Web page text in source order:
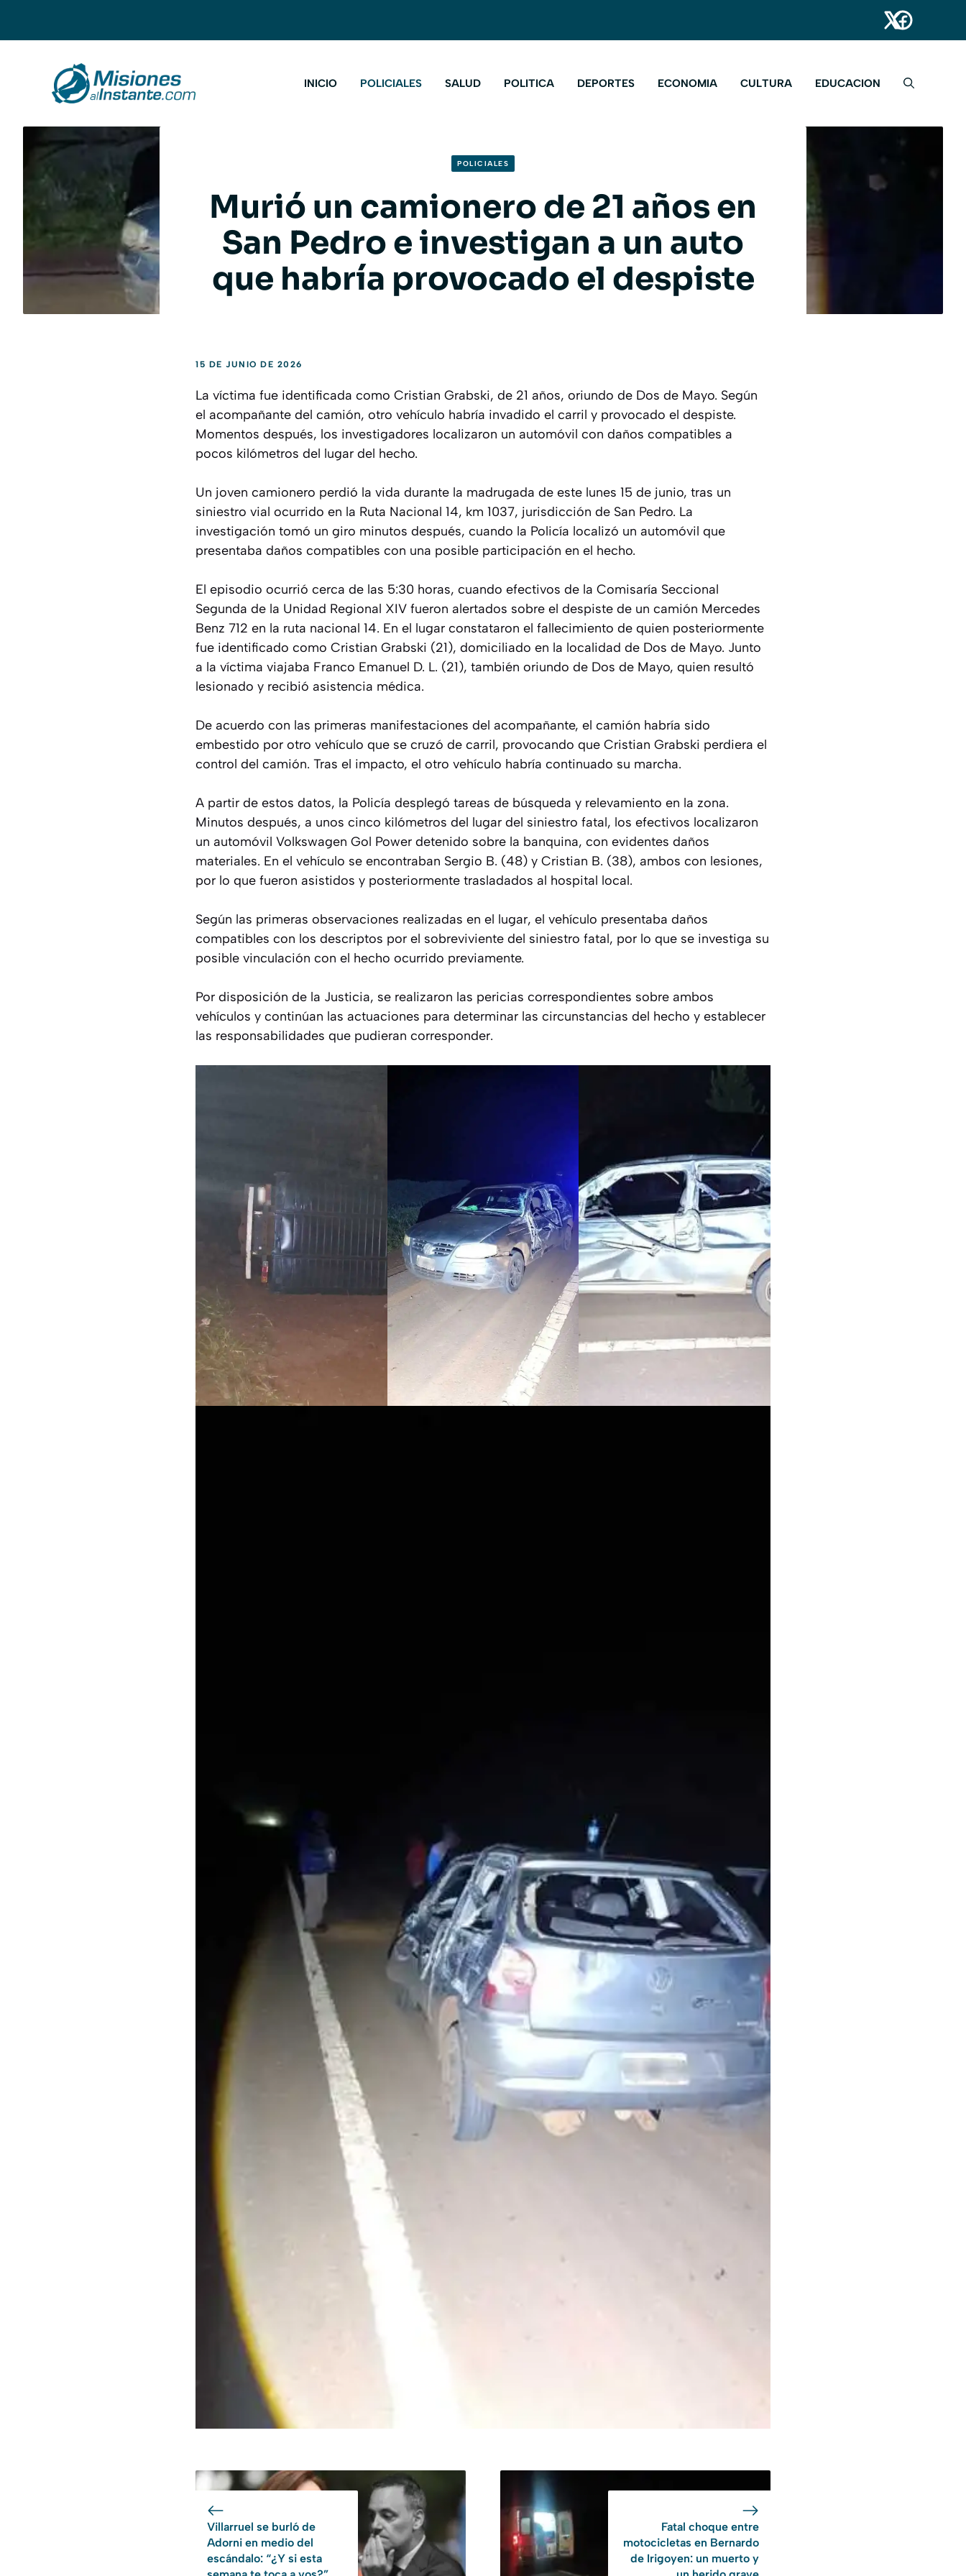
INICIO POLICIALES SALUD POLITICA DEPORTES ECONOMIA CULTURA EDUCACION
POLICIALES
Murió un camionero de 21 años en
San Pedro e investigan a un auto
que habría provocado el despiste
15 DE JUNIO DE 2026
La víctima fue identificada como Cristian Grabski, de 21 años, oriundo de Dos de Mayo. Según
el acompañante del camión, otro vehículo habría invadido el carril y provocado el despiste.
Momentos después, los investigadores localizaron un automóvil con daños compatibles a
pocos kilómetros del lugar del hecho.
Un joven camionero perdió la vida durante la madrugada de este lunes 15 de junio, tras un
siniestro vial ocurrido en la Ruta Nacional 14, km 1037, jurisdicción de San Pedro. La
investigación tomó un giro minutos después, cuando la Policía localizó un automóvil que
presentaba daños compatibles con una posible participación en el hecho.
El episodio ocurrió cerca de las 5:30 horas, cuando efectivos de la Comisaría Seccional
Segunda de la Unidad Regional XIV fueron alertados sobre el despiste de un camión Mercedes
Benz 712 en la ruta nacional 14. En el lugar constataron el fallecimiento de quien posteriormente
fue identificado como Cristian Grabski (21), domiciliado en la localidad de Dos de Mayo. Junto
a la víctima viajaba Franco Emanuel D. L. (21), también oriundo de Dos de Mayo, quien resultó
lesionado y recibió asistencia médica.
De acuerdo con las primeras manifestaciones del acompañante, el camión habría sido
embestido por otro vehículo que se cruzó de carril, provocando que Cristian Grabski perdiera el
control del camión. Tras el impacto, el otro vehículo habría continuado su marcha.
A partir de estos datos, la Policía desplegó tareas de búsqueda y relevamiento en la zona.
Minutos después, a unos cinco kilómetros del lugar del siniestro fatal, los efectivos localizaron
un automóvil Volkswagen Gol Power detenido sobre la banquina, con evidentes daños
materiales. En el vehículo se encontraban Sergio B. (48) y Cristian B. (38), ambos con lesiones,
por lo que fueron asistidos y posteriormente trasladados al hospital local.
Según las primeras observaciones realizadas en el lugar, el vehículo presentaba daños
compatibles con los descriptos por el sobreviviente del siniestro fatal, por lo que se investiga su
posible vinculación con el hecho ocurrido previamente.
Por disposición de la Justicia, se realizaron las pericias correspondientes sobre ambos
vehículos y continúan las actuaciones para determinar las circunstancias del hecho y establecer
las responsabilidades que pudieran corresponder.
Villarruel se burló de
Adorni en medio del
escándalo: “¿Y si esta
Fatal choque entre
motocicletas en Bernardo
de Irigoyen: un muerto y